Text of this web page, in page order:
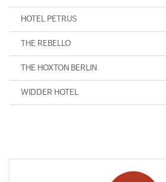
HOTEL PETRUS
THE REBELLO
THE HOXTON BERLIN
WIDDER HOTEL